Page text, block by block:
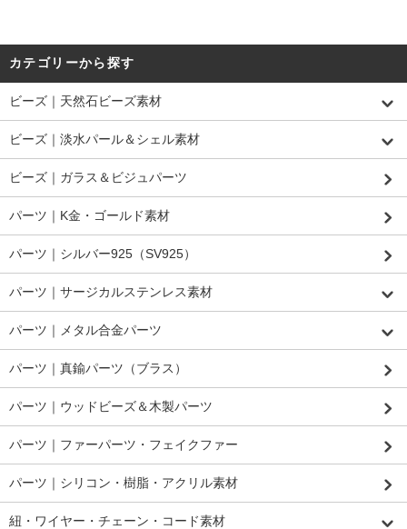
カテゴリーから探す
ビーズ｜天然石ビーズ素材
ビーズ｜淡水パール＆シェル素材
ビーズ｜ガラス＆ビジュパーツ
パーツ｜K金・ゴールド素材
パーツ｜シルバー925（SV925）
パーツ｜サージカルステンレス素材
パーツ｜メタル合金パーツ
パーツ｜真鍮パーツ（ブラス）
パーツ｜ウッドビーズ＆木製パーツ
パーツ｜ファーパーツ・フェイクファー
パーツ｜シリコン・樹脂・アクリル素材
紐・ワイヤー・チェーン・コード素材